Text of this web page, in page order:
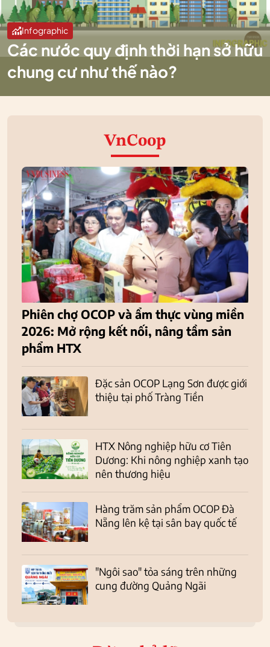
Infographic
Các nước quy định thời hạn sở hữu
chung cư như thế nào?
VnCoop
Phiên chợ OCOP và ẩm thực vùng miền
2026: Mở rộng kết nối, nâng tầm sản
phẩm HTX
Đặc sản OCOP Lạng Sơn được giới
thiệu tại phố Tràng Tiền
HTX Nông nghiệp hữu cơ Tiên
Dương: Khi nông nghiệp xanh tạo
nên thương hiệu
Hàng trăm sản phẩm OCOP Đà
Nẵng lên kệ tại sân bay quốc tế
"Ngôi sao" tỏa sáng trên những
cung đường Quảng Ngãi